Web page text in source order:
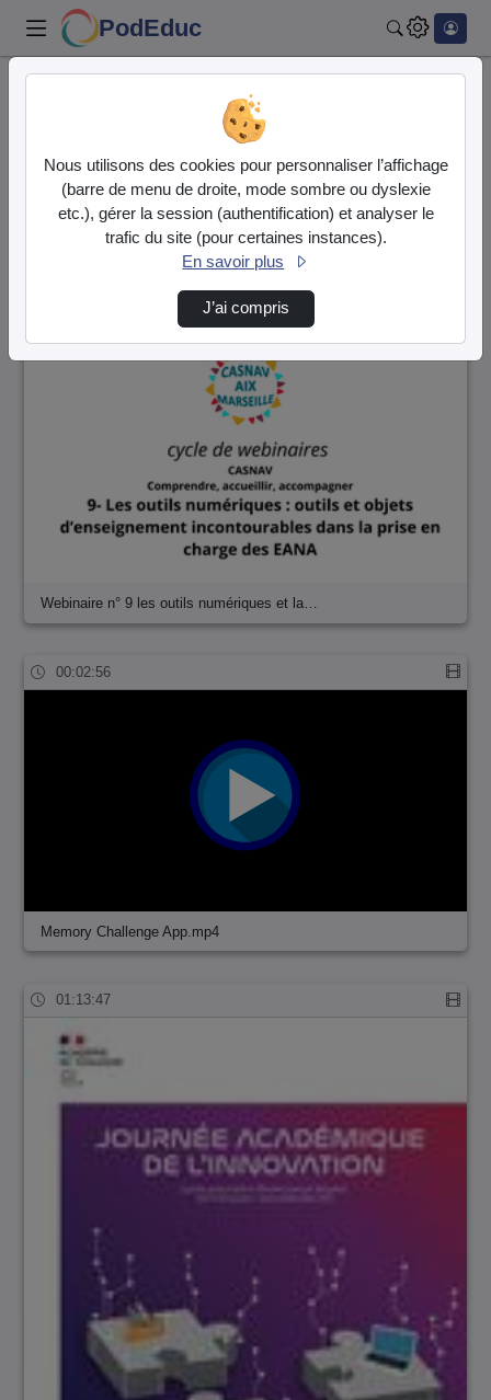
PodEduc
93 vidéos trouvées
Audio Vidéo
Direction de tri
Webinaire n° 9 les outils numériques et la…
00:02:56
Memory Challenge App.mp4
01:13:47
Nous utilisons des cookies pour personnaliser l’affichage
(barre de menu de droite, mode sombre ou dyslexie
etc.), gérer la session (authentification) et analyser le
trafic du site (pour certaines instances).
En savoir plus
J’ai compris